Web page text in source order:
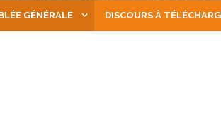
GÉNÉRALE DISCOURS À